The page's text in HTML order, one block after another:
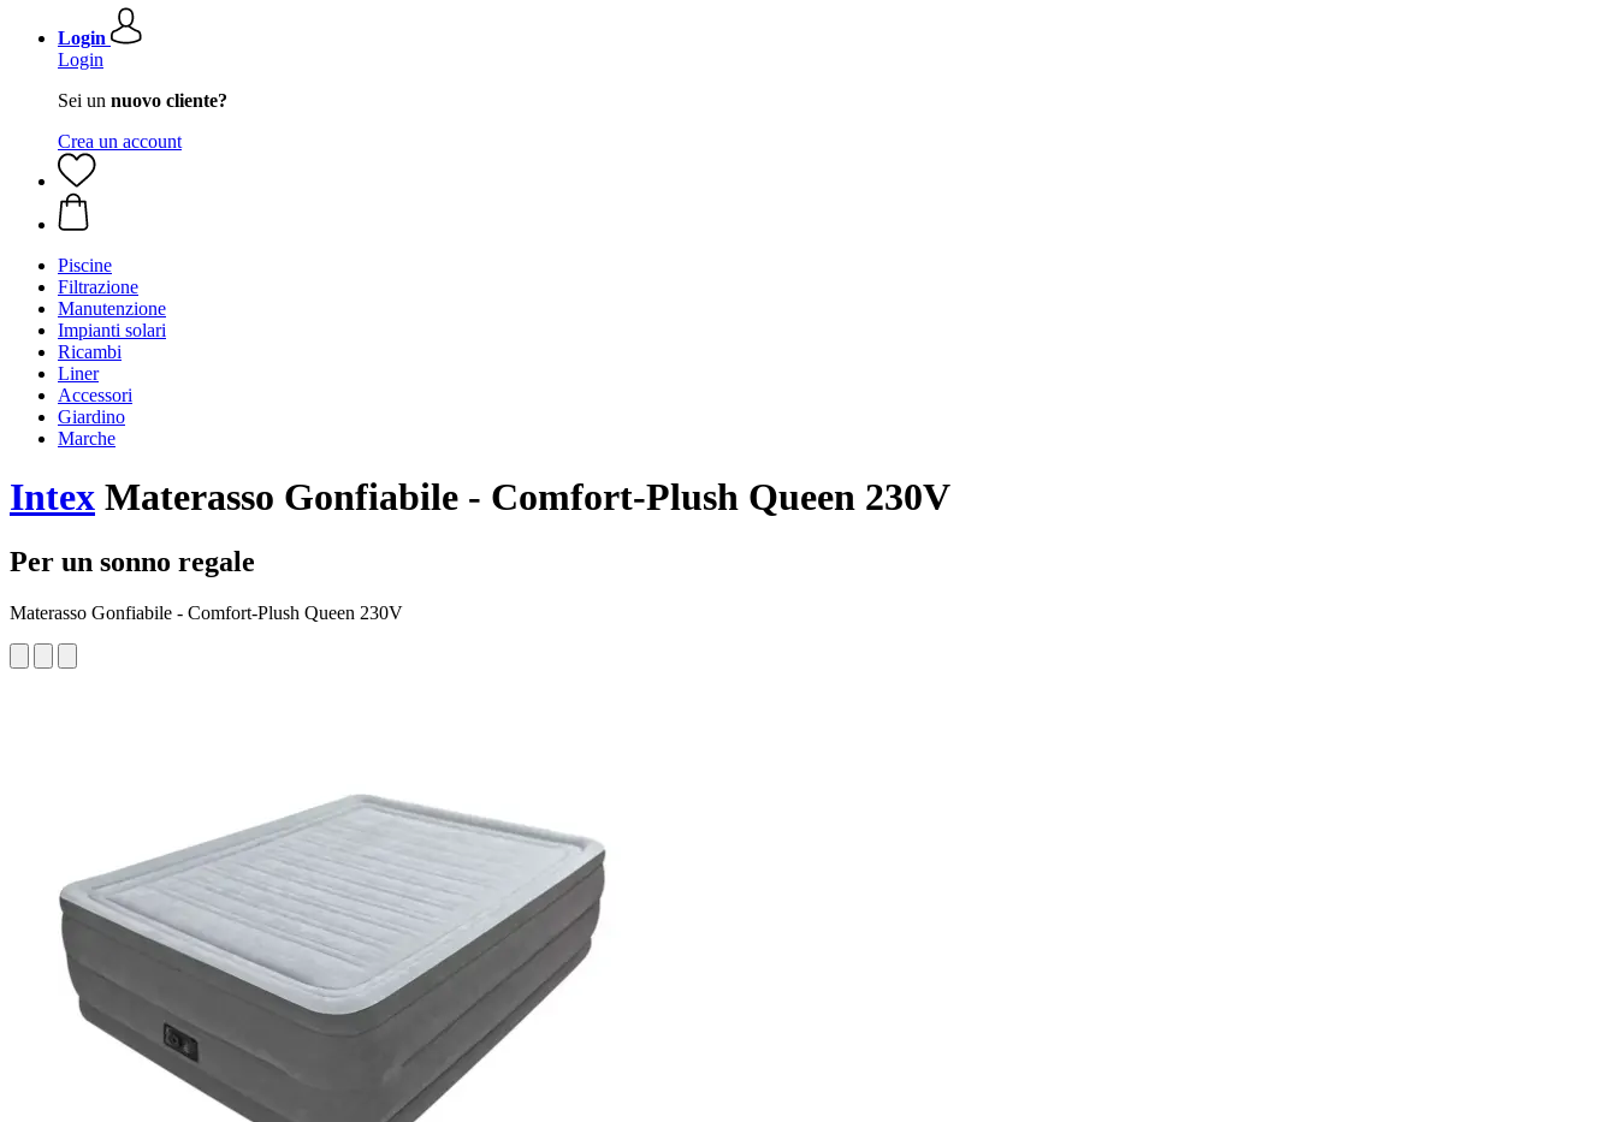
Login
Login
Sei un nuovo cliente?
Crea un account
Piscine
Filtrazione
Manutenzione
Impianti solari
Ricambi
Liner
Accessori
Giardino
Marche
Intex Materasso Gonfiabile - Comfort-Plush Queen 230V
Per un sonno regale
Materasso Gonfiabile - Comfort-Plush Queen 230V